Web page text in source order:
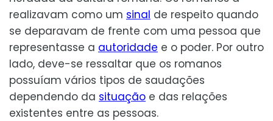
realizavam como um sinal de respeito quando
se deparavam de frente com uma pessoa que
representasse a autoridade e o poder. Por outro
lado, deve-se ressaltar que os romanos
possuíam vários tipos de saudações
dependendo da situação e das relações
existentes entre as pessoas.